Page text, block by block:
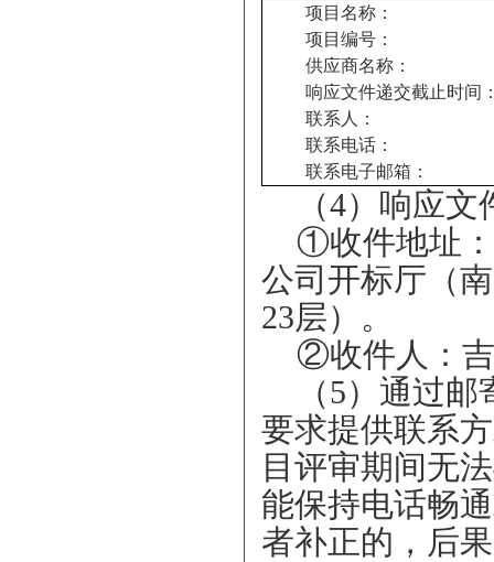
项目名称：
项目编号：
供应商名称：
响应文件递交截止时间
联系人：
联系电话：
联系电子邮箱：
（4）响应
①收件地址
公司开标厅（
23层）。
②收件人：吉
（5）通过
要求提供联系
目评审期间无
能保持电话畅
者补正的，后